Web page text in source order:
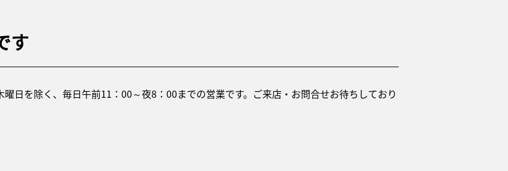
す
日を除く、毎日午前11：00～夜8：00までの営業です。ご来店・お問合せお待ちしており